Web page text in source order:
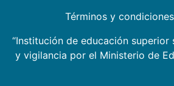
Términos y
“Institución de educación superior
y vigilancia por el Ministerio de